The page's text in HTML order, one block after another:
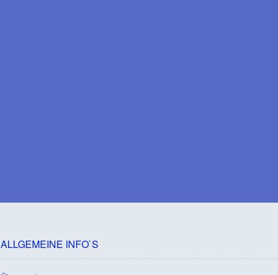
ALLGEMEINE INFO`S